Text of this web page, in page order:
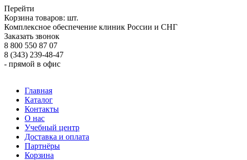
Перейти
Корзина товаров: шт.
Комплексное обеспечение клиник России и СНГ
Заказать звонок
8 800 550 87 07
8 (343) 239-48-47
- прямой в офис
Главная
Каталог
Контакты
О нас
Учебный центр
Доставка и оплата
Партнёры
Корзина